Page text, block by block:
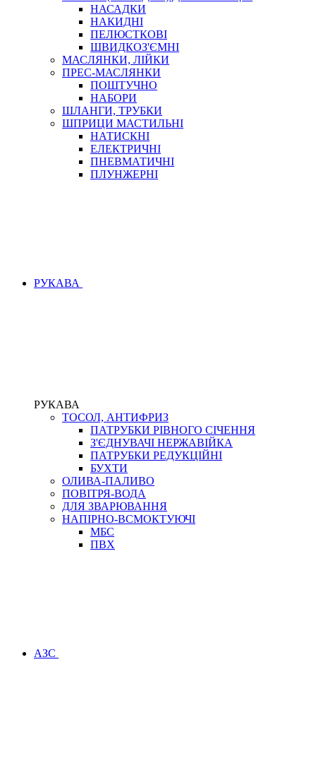
НАСАДКИ
НАКИДНІ
ПЕЛЮСТКОВІ
ШВИДКОЗ'ЄМНІ
МАСЛЯНКИ, ЛІЙКИ
ПРЕС-МАСЛЯНКИ
ПОШТУЧНО
НАБОРИ
ШЛАНГИ, ТРУБКИ
ШПРИЦИ МАСТИЛЬНІ
НАТИСКНІ
ЕЛЕКТРИЧНІ
ПНЕВМАТИЧНІ
ПЛУНЖЕРНІ
РУКАВА
РУКАВА
ТОСОЛ, АНТИФРИЗ
ПАТРУБКИ РІВНОГО СІЧЕННЯ
З'ЄДНУВАЧІ НЕРЖАВІЙКА
ПАТРУБКИ РЕДУКЦІЙНІ
БУХТИ
ОЛИВА-ПАЛИВО
ПОВІТРЯ-ВОДА
ДЛЯ ЗВАРЮВАННЯ
НАПІРНО-ВСМОКТУЮЧІ
МБС
ПВХ
АЗС